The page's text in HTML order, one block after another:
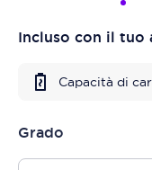
Incluso con il tuo
Capacità di
Grado